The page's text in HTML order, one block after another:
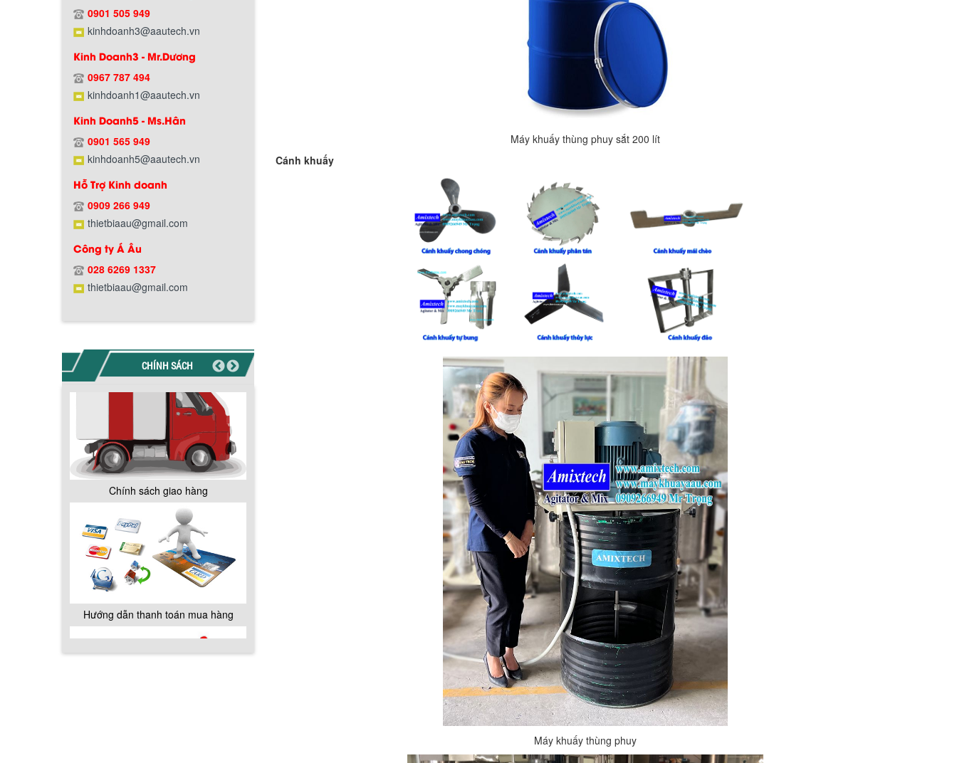
0901 505 949
kinhdoanh3@aautech.vn
Kinh Doanh3 - Mr.Dương
0967 787 494
kinhdoanh1@aautech.vn
Kinh Doanh5 - Ms.Hân
0901 565 949
kinhdoanh5@aautech.vn
Hỗ Trợ Kinh doanh
0909 266 949
thietbiaau@gmail.com
Công ty Á Âu
028 6269 1337
thietbiaau@gmail.com
CHÍNH SÁCH
Chính sách giao hàng
Hướng dẫn thanh toán mua hàng
Chính sách đổi trả hàng
Chính sách bảo hành
Chính sách giao hàng
Hướng dẫn thanh toán mua hàng
Máy khuấy thùng phuy sắt 200 lít
Cánh khuấy
Máy khuấy thùng phuy
BỒN CHỨA GIẢI NHIỆT SƠN, MỰC